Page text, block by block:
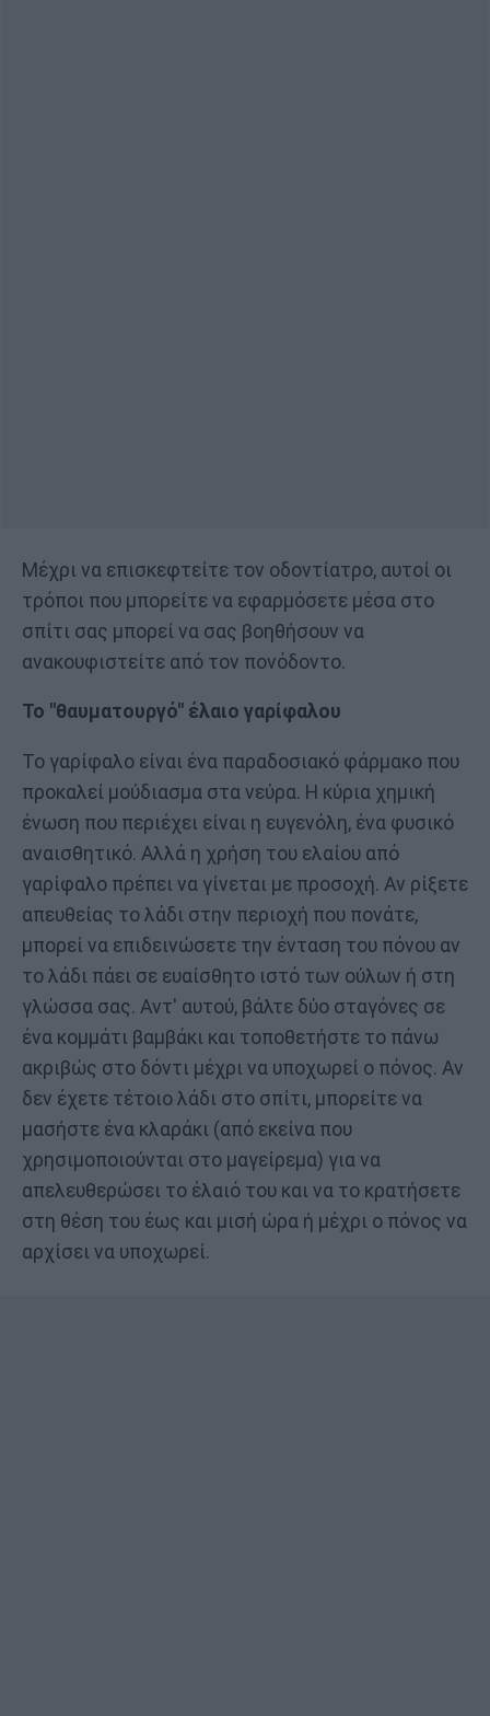
Μέχρι να επισκεφτείτε τον οδοντίατρο, αυτοί οι
τρόποι που μπορείτε να εφαρμόσετε μέσα στο
σπίτι σας μπορεί να σας βοηθήσουν να
ανακουφιστείτε από τον πονόδοντο.
Το "θαυματουργό" έλαιο γαρίφαλου
Το γαρίφαλο είναι ένα παραδοσιακό φάρμακο που
προκαλεί μούδιασμα στα νεύρα. Η κύρια χημική
ένωση που περιέχει είναι η ευγενόλη, ένα φυσικό
αναισθητικό. Αλλά η χρήση του ελαίου από
γαρίφαλο πρέπει να γίνεται με προσοχή. Αν ρίξετε
απευθείας το λάδι στην περιοχή που πονάτε,
μπορεί να επιδεινώσετε την ένταση του πόνου αν
το λάδι πάει σε ευαίσθητο ιστό των ούλων ή στη
γλώσσα σας. Αντ' αυτού, βάλτε δύο σταγόνες σε
ένα κομμάτι βαμβάκι και τοποθετήστε το πάνω
ακριβώς στο δόντι μέχρι να υποχωρεί ο πόνος. Αν
δεν έχετε τέτοιο λάδι στο σπίτι, μπορείτε να
μασήστε ένα κλαράκι (από εκείνα που
χρησιμοποιούνται στο μαγείρεμα) για να
απελευθερώσει το έλαιό του και να το κρατήσετε
στη θέση του έως και μισή ώρα ή μέχρι ο πόνος να
αρχίσει να υποχωρεί.